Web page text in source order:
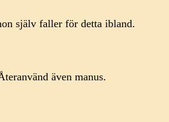
själv faller för detta ibland.
även manus.